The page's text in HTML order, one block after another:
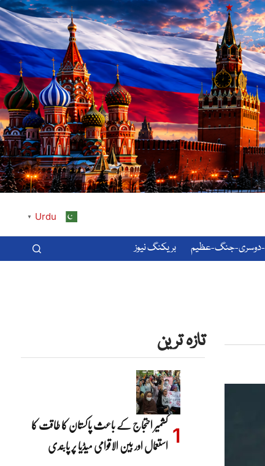
Urdu
▼
بریکنگ نیوز
تازہ ترین
کشمیر احتجاج کے باعث پاکستان کا طاقت کا
استعمال اور بین الاقوامی میڈیا پر پابندی